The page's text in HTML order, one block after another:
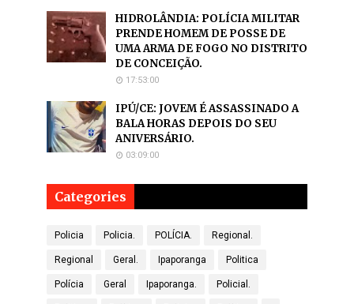
HIDROLÂNDIA: POLÍCIA MILITAR
PRENDE HOMEM DE POSSE DE
UMA ARMA DE FOGO NO DISTRITO
DE CONCEIÇÃO.
17:53:00
IPÚ/CE: JOVEM É ASSASSINADO A
BALA HORAS DEPOIS DO SEU
ANIVERSÁRIO.
03:09:00
Categories
Policia Policia. POLÍCIA. Regional.
Regional Geral. Ipaporanga Politica
Polícia Geral Ipaporanga. Policial.